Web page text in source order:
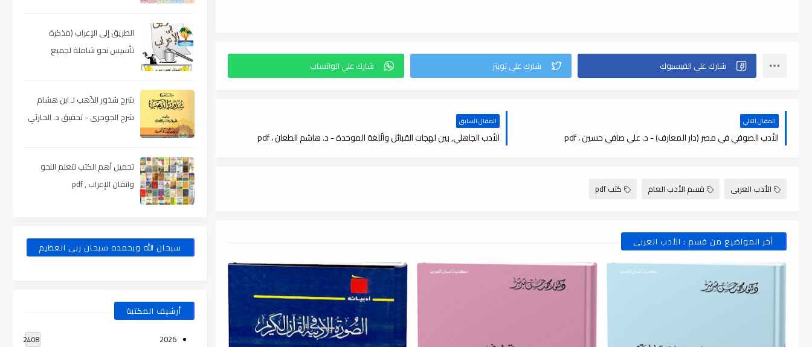
المقال التالي
الأدب الصوفي في مصر (دار المعارف) - د. علي صافي حسين ، pdf
المقال السابق
الأدب الجاهلي, بين لهجات القبائل والّلغة الموحدة - د. هاشم الطعان ، pdf
الأدب العربى قسم الأدب العام كتب pdf
أخر المواضيع من قسم : الأدب العربى
الطريق إلى الإعراب (مذكرة
تأسيس نحو شاملة لجميع
شرح شذور الذّهب لـ ابن هشام
شرح الجوجرى - تحقيق د. الحارثي
تحميل أهم الكتب لتعلم النحو
واتقان الإعراب , pdf
سبحان الله وبحمده سبحان ربى العظيم
أرشيف المكتبة
2026
2408